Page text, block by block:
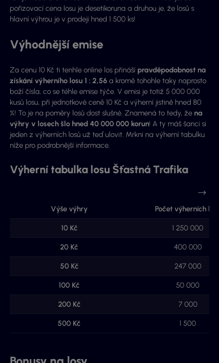
pořizovací cena losu je desetikoruna a druhou je, že losů s
hlavní výhrou je v prodeji hned 1 500 ks!
Výhodnější emise
Za cenu 10 Kč ti tenhle online los přináší pravděpodobnost na
získání výherního losu 1 : 2,56 a kromě tohohle taky naprosto
boží čísla, co se téhle emise týče. V emisi je totiž 5 000 000
kusů losu, při jednotkové ceně 10 Kč a výherní jistině hned 80
%! To je na poměry losů dost slušné. Znamená to tedy, že na
výhry v losech šlo hned 40 000 000 korun! A ty máš šanci si
jeden z výherních losů už teď ulovit. Mrkni na výherní tabulku
níže pro podrobnější informace.
Výherní tabulka losu Šťastná Trafika
Výše výhry Počet výherních
10 Kč 1 250 000
20 Kč 400 000
50 Kč 247 000
100 Kč 50 000
200 Kč 7 000
500 Kč 1 500